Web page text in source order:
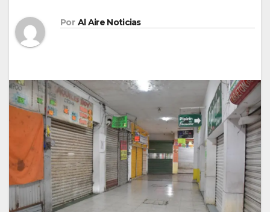
Por Al Aire Noticias